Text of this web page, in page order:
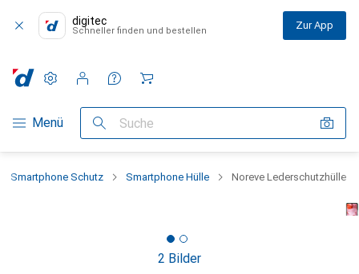
digitec
Schneller finden und bestellen Zur App
Navigation nach Kategorien
Menü Suche
Einstellungen
Kundenkonto
Vergleichslisten
Merklisten
Warenkorb
Smartphone Schutz Smartphone Hülle Noreve Lederschutzhülle
2 Bilder